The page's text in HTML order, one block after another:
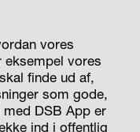
vores
eksempel vores
finde ud af,
som gode,
DSB App er
ind i offentlig